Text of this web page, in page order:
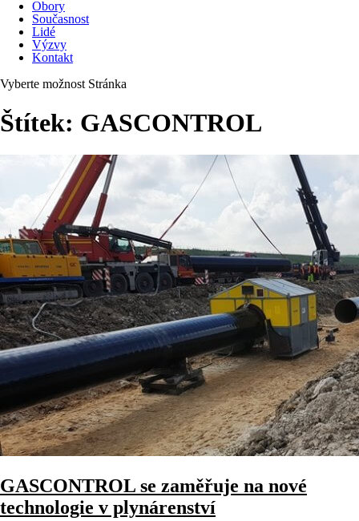
Obory
Současnost
Lidé
Výzvy
Kontakt
Vyberte možnost Stránka
Štítek: GASCONTROL
GASCONTROL se zaměřuje na nové
technologie v plynárenství